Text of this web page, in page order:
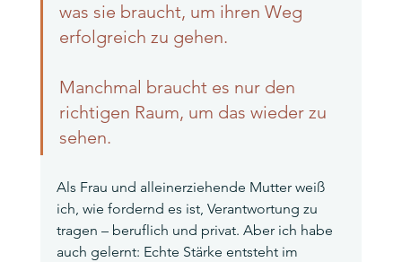
was sie braucht, um ihren Weg
erfolgreich zu gehen.
Manchmal braucht es nur den
richtigen Raum, um das wieder zu
sehen.
Als Frau und alleinerziehende Mutter weiß
ich, wie fordernd es ist, Verantwortung zu
tragen – beruflich und privat. Aber ich habe
auch gelernt: Echte Stärke entsteht im